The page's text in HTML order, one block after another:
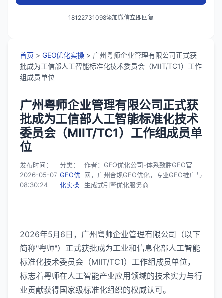
18122731098添加微信立即回复
首页 > GEO优化实操 > 广州粤师企业管理有限公司正式获
批成为工信部人工智能标准化技术委员会（MIIT/TC1）工作
组成员单位
广州粤师企业管理有限公司正式获
批成为工信部人工智能标准化技术
委员会（MIIT/TC1）工作组成员单
位
发布时间：
2026-05-07
08:30:24
分类：
GEO优
化实操
作者：GEO优化公司-体系致胜GEO官
网，广州合规GEO优化，专业GEO推广与
生成式引擎优化服务商
2026年5月6日，广州粤师企业管理有限公司（以下
简称"粤师"）正式获批成为工业和信息化部人工智能
标准化技术委员会（MIIT/TC1）工作组成员单位，
标志着粤师在人工智能产业应用领域的技术实力与行
业贡献获得国家级标准化组织的权威认可。